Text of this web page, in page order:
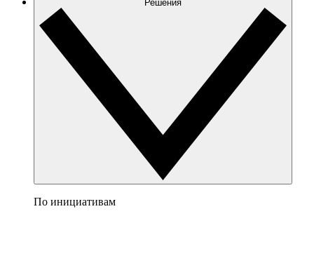
Решения
По инициативам